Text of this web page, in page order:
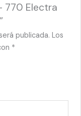
770 Electra
publicada. Los
*